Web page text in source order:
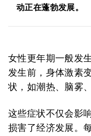
动正在蓬勃发展。
女性更年期一般发
发生前，身体激素
状，如潮热、脑雾
这些症状不仅会影
损害了经济发展。